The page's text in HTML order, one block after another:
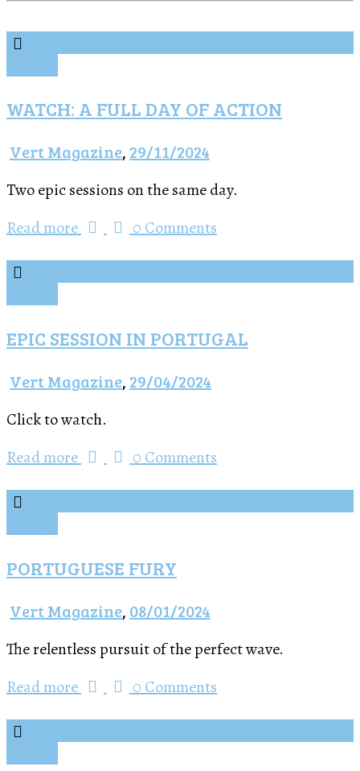
WATCH: A FULL DAY OF ACTION
Vert Magazine, 29/11/2024
Two epic sessions on the same day.
Read more
0 Comments
EPIC SESSION IN PORTUGAL
Vert Magazine, 29/04/2024
Click to watch.
Read more
0 Comments
PORTUGUESE FURY
Vert Magazine, 08/01/2024
The relentless pursuit of the perfect wave.
Read more
0 Comments